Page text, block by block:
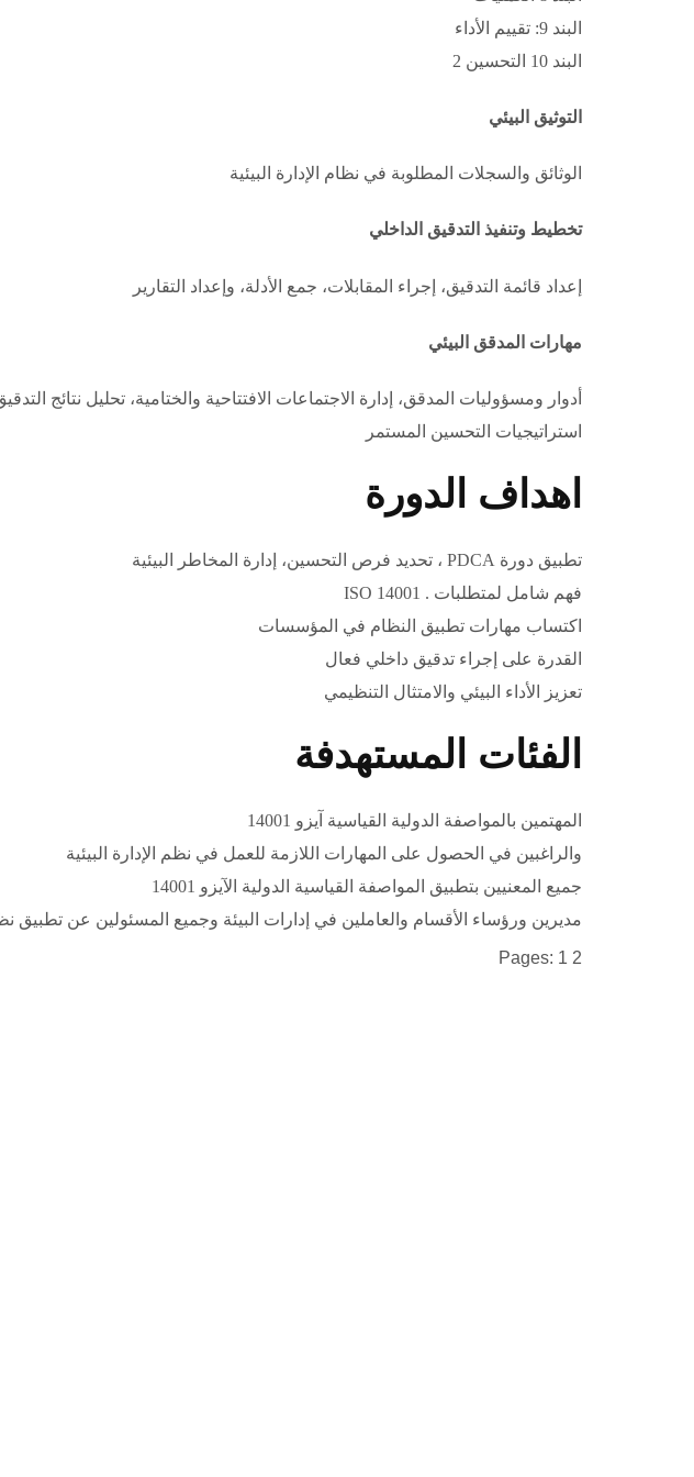
البند 9: تقييم الأداء
البند 10 التحسين 2
التوثيق البيئي
الوثائق والسجلات المطلوبة في نظام الإدارة البيئية
تخطيط وتنفيذ التدقيق الداخلي
إعداد قائمة التدقيق، إجراء المقابلات، جمع الأدلة، وإعداد التقارير
مهارات المدقق البيئي
أدوار ومسؤوليات المدقق، إدارة الاجتماعات الافتتاحية والختامية، تحليل نتائج
استراتيجيات التحسين المستمر
اهداف الدورة
تطبيق دورة PDCA ، تحديد فرص التحسين، إدارة المخاطر البيئية
فهم شامل لمتطلبات . 14001 ISO
اكتساب مهارات تطبيق النظام في المؤسسات
القدرة على إجراء تدقيق داخلي فعال
تعزيز الأداء البيئي والامتثال التنظيمي
الفئات المستهدفة
المهتمين بالمواصفة الدولية القياسية آيزو 14001
والراغبين في الحصول على المهارات اللازمة للعمل في نظم الإدارة البيئية
جميع المعنيين بتطبيق المواصفة القياسية الدولية الآيزو 14001
مديرين ورؤساء الأقسام والعاملين في إدارات البيئة وجميع المسئولين عن تطبيق
Pages: 1 2